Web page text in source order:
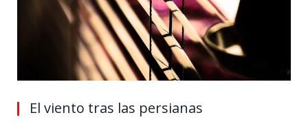
El viento tras las persianas